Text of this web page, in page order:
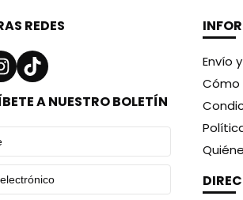
REDES
A NUESTRO BOLETÍN
Envío
Cómo